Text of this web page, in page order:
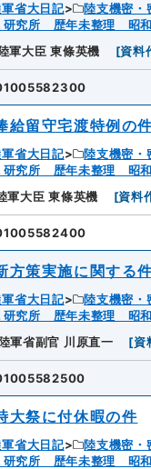
省大日記 陸支機密・
研究所 歴年未整理 昭
軍大臣 東條英機 [資料
給留守宅渡特例の
省大日記 陸支機密・
研究所 歴年未整理 昭
軍大臣 東條英機 [資料
方策実施に関する
省大日記 陸支機密・
研究所 歴年未整理 昭
軍省副官 川原直一 [資
大祭に付休暇の件
省大日記 陸支機密・
研究所 歴年未整理 昭